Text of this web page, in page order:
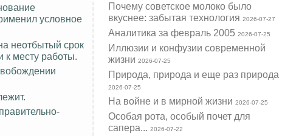
Почему советское молоко было
вкуснее: забытая технология2026-07-27
Аналитика за февраль 20052026-07-25
Иллюзии и конфузии современной
жизни2026-07-25
Природа, природа и еще раз природа
2026-07-25
На войне и в мирной жизни2026-07-25
Особая рота, особый почет для
сапера...2026-07-22
условное
неотбытый срок
месту работы.